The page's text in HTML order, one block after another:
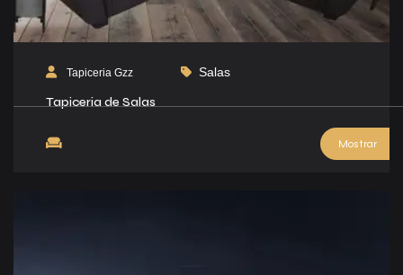
Tapiceria Gzz Salas
Tapiceria de Salas
Mostrar